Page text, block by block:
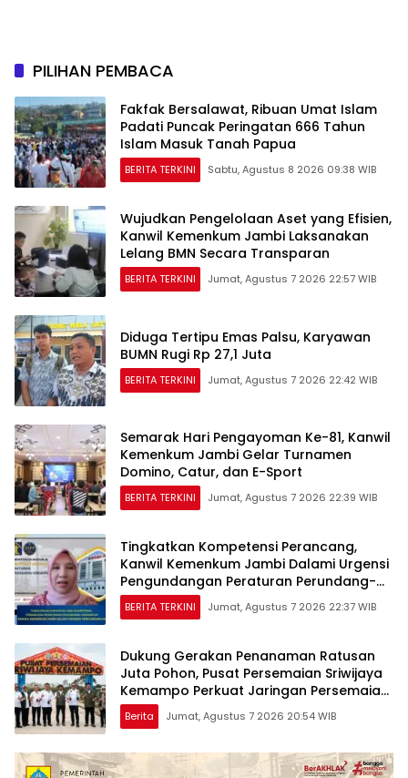
PILIHAN PEMBACA
Fakfak Bersalawat, Ribuan Umat Islam
Padati Puncak Peringatan 666 Tahun
Islam Masuk Tanah Papua
BERITA TERKINI Sabtu, Agustus 8 2026 09:38 WIB
Wujudkan Pengelolaan Aset yang Efisien,
Kanwil Kemenkum Jambi Laksanakan
Lelang BMN Secara Transparan
BERITA TERKINI Jumat, Agustus 7 2026 22:57 WIB
Diduga Tertipu Emas Palsu, Karyawan
BUMN Rugi Rp 27,1 Juta
BERITA TERKINI Jumat, Agustus 7 2026 22:42 WIB
Semarak Hari Pengayoman Ke-81, Kanwil
Kemenkum Jambi Gelar Turnamen
Domino, Catur, dan E-Sport
BERITA TERKINI Jumat, Agustus 7 2026 22:39 WIB
Tingkatkan Kompetensi Perancang,
Kanwil Kemenkum Jambi Dalami Urgensi
Pengundangan Peraturan Perundang-
undangan
BERITA TERKINI Jumat, Agustus 7 2026 22:37 WIB
Dukung Gerakan Penanaman Ratusan
Juta Pohon, Pusat Persemaian Sriwijaya
Kemampo Perkuat Jaringan Persemaian
Nasional*
Berita Jumat, Agustus 7 2026 20:54 WIB